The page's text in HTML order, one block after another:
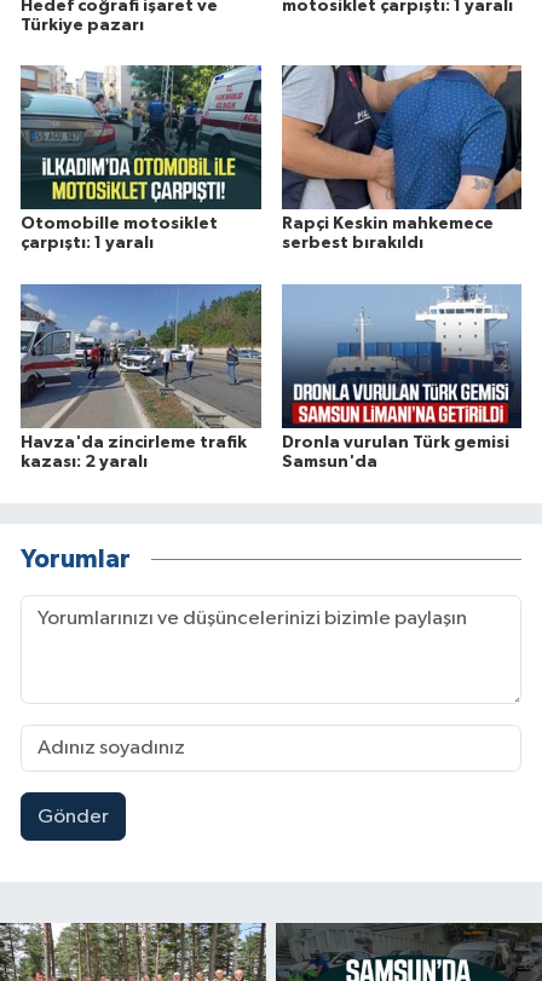
Hedef coğrafi işaret ve
Türkiye pazarı
motosiklet çarpıştı: 1 yaralı
Otomobille motosiklet
çarpıştı: 1 yaralı
Rapçi Keskin mahkemece
serbest bırakıldı
Havza'da zincirleme trafik
kazası: 2 yaralı
Dronla vurulan Türk gemisi
Samsun'da
Yorumlar
Gönder